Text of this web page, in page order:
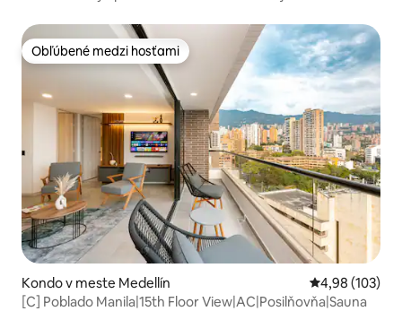
Obľúbené medzi hosťami
Obľúbené medzi hosťami
Kondo v meste Medellín Priemerné
4,98 (103)
[C] Poblado Manila|15th Floor View|AC|Posilňovňa|Sauna